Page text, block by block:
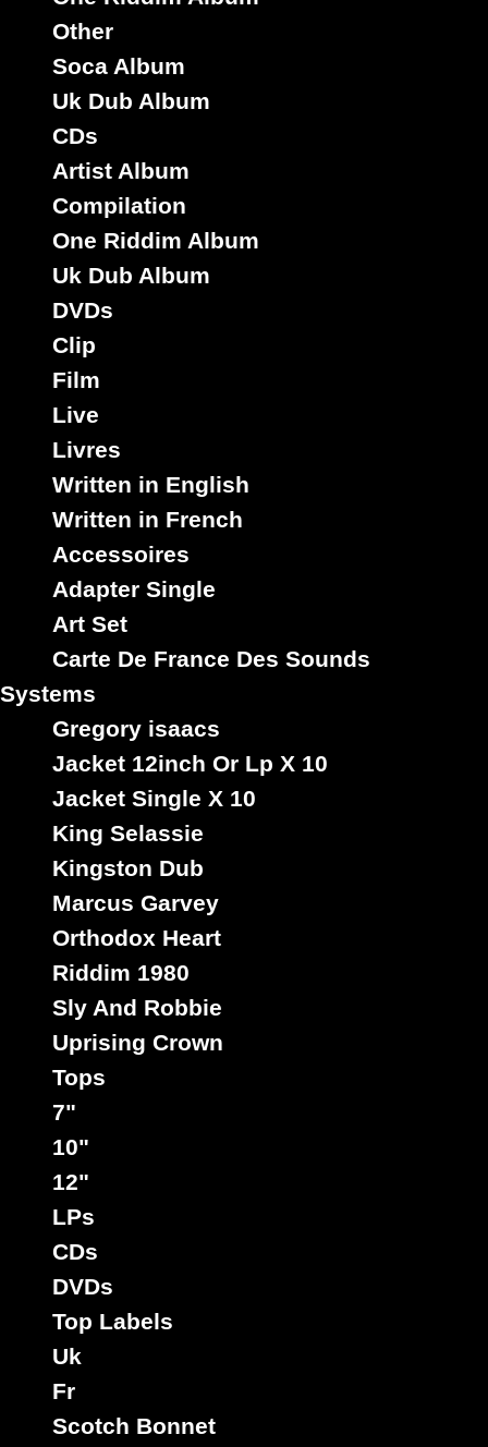
Other
Soca Album
Uk Dub Album
CDs
Artist Album
Compilation
One Riddim Album
Uk Dub Album
DVDs
Clip
Film
Live
Livres
Written in English
Written in French
Accessoires
Adapter Single
Art Set
Carte De France Des Sounds
Systems
Gregory isaacs
Jacket 12inch Or Lp X 10
Jacket Single X 10
King Selassie
Kingston Dub
Marcus Garvey
Orthodox Heart
Riddim 1980
Sly And Robbie
Uprising Crown
Tops
7"
10"
12"
LPs
CDs
DVDs
Top Labels
Uk
Fr
Scotch Bonnet